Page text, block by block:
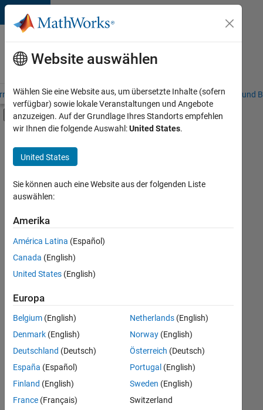
Weiter zum Inhalt
Karriere
bei
MathWorks
– Übersicht Stellensuche Niederlassungen Studierende und
Umschaltung für Off-Canvas-
Hauptinhalt
Commercial Sales
Inside Sales
Sales Operations
Marketing Communications
Finance and Operations
+4
Derzeit
es
keine
offenen
Stellen,
Ihren
Suchkriterien
entsprechen.
können
die
Suchkriterien
weiter
fassen
Website auswählen
Wählen Sie eine Website aus, um übersetzte Inhalte (sofern
verfügbar) sowie lokale Veranstaltungen und Angebote
anzuzeigen. Auf der Grundlage Ihres Standorts empfehlen
wir Ihnen die folgende Auswahl:United States.
United States
Sie können auch eine Website aus der folgenden Liste
auswählen:
Amerika
América Latina (Español)
Canada (English)
United States (English)
Europa
Belgium (English)
Denmark (English)
Deutschland (Deutsch)
España (Español)
Finland (English)
France (Français)
Netherlands(English)
Norway(English)
Österreich (Deutsch)
Portugal (English)
Sweden (English)
Switzerland